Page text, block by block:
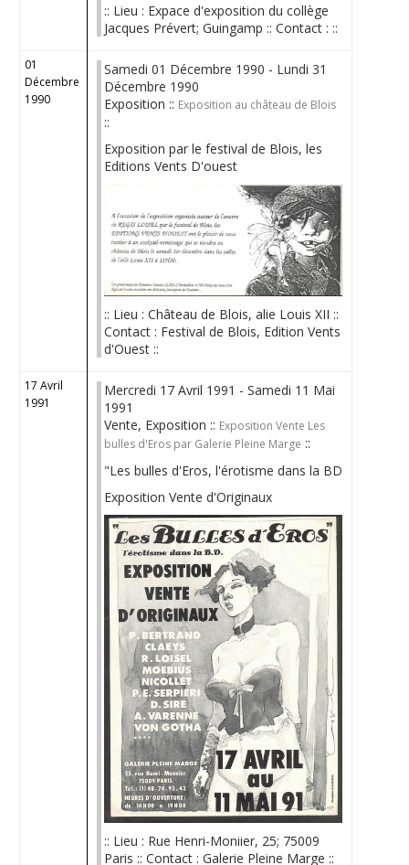
:: Lieu : Expace d'exposition du collège
Jacques Prévert; Guingamp :: Contact : ::
01
Décembre
1990
Samedi 01 Décembre 1990 - Lundi 31
Décembre 1990
Exposition :: Exposition au château de Blois
::
Exposition par le festival de Blois, les
Editions Vents D'ouest
:: Lieu : Château de Blois, alie Louis XII ::
Contact : Festival de Blois, Edition Vents
d'Ouest ::
17 Avril
1991
Mercredi 17 Avril 1991 - Samedi 11 Mai
1991
Vente, Exposition :: Exposition Vente Les
bulles d'Eros par Galerie Pleine Marge ::
"Les bulles d'Eros, l'érotisme dans la BD
Exposition Vente d'Originaux
:: Lieu : Rue Henri-Moniier, 25; 75009
Paris :: Contact : Galerie Pleine Marge ::